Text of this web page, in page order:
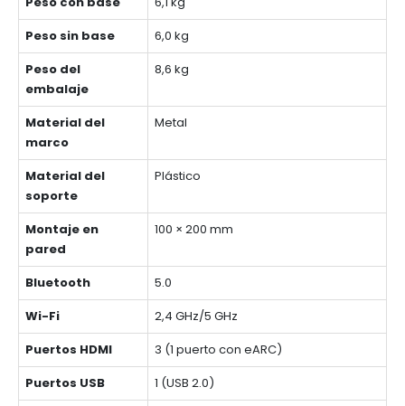
Peso sin base
6,0 kg
Peso del
embalaje
8,6 kg
Material del
marco
Metal
Material del
soporte
Plástico
Montaje en
pared
100 × 200 mm
Bluetooth
5.0
Wi-Fi
2,4 GHz/5 GHz
Puertos HDMI
3 (1 puerto con eARC)
Puertos USB
1 (USB 2.0)